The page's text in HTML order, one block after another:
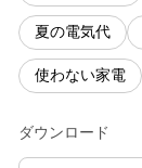
夏の電気代
使わない家電
ダウンロード